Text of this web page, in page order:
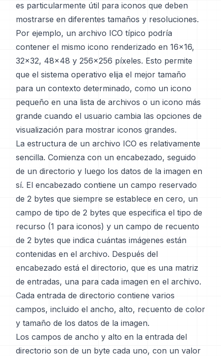
es particularmente útil para iconos que deben
mostrarse en diferentes tamaños y resoluciones.
Por ejemplo, un archivo ICO típico podría
contener el mismo icono renderizado en 16x16,
32x32, 48x48 y 256x256 píxeles. Esto permite
que el sistema operativo elija el mejor tamaño
para un contexto determinado, como un icono
pequeño en una lista de archivos o un icono más
grande cuando el usuario cambia las opciones de
visualización para mostrar iconos grandes.
La estructura de un archivo ICO es relativamente
sencilla. Comienza con un encabezado, seguido
de un directorio y luego los datos de la imagen en
sí. El encabezado contiene un campo reservado
de 2 bytes que siempre se establece en cero, un
campo de tipo de 2 bytes que especifica el tipo de
recurso (1 para iconos) y un campo de recuento
de 2 bytes que indica cuántas imágenes están
contenidas en el archivo. Después del
encabezado está el directorio, que es una matriz
de entradas, una para cada imagen en el archivo.
Cada entrada de directorio contiene varios
campos, incluido el ancho, alto, recuento de color
y tamaño de los datos de la imagen.
Los campos de ancho y alto en la entrada del
directorio son de un byte cada uno, con un valor